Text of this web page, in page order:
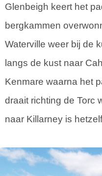
Glenbeigh keert het
bergkammen
Waterville weer bij de
langs de kust naar
Kenmare waarna het
draait richting de Torc
naar Killarney is